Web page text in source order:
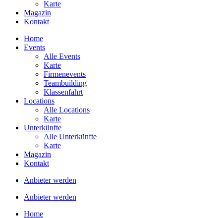
Karte
Magazin
Kontakt
Home
Events
Alle Events
Karte
Firmenevents
Teambuilding
Klassenfahrt
Locations
Alle Locations
Karte
Unterkünfte
Alle Unterkünfte
Karte
Magazin
Kontakt
Anbieter werden
Anbieter werden
Home